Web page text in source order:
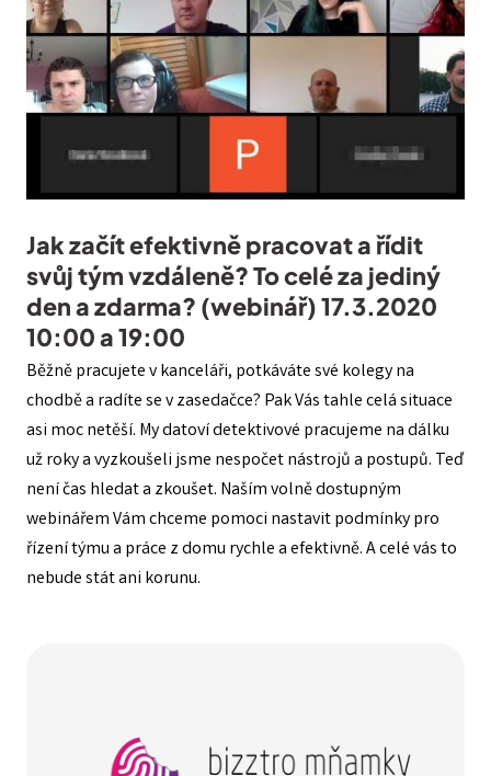
Jak začít efektivně pracovat a řídit
svůj tým vzdáleně? To celé za jediný
den a zdarma? (webinář) 17.3.2020
10:00 a 19:00
Běžně pracujete v kanceláři, potkáváte své kolegy na
chodbě a radíte se v zasedačce? Pak Vás tahle celá situace
asi moc netěší. My datoví detektivové pracujeme na dálku
už roky a vyzkoušeli jsme nespočet nástrojů a postupů. Teď
není čas hledat a zkoušet. Naším volně dostupným
webinářem Vám chceme pomoci nastavit podmínky pro
řízení týmu a práce z domu rychle a efektivně. A celé vás to
nebude stát ani korunu.